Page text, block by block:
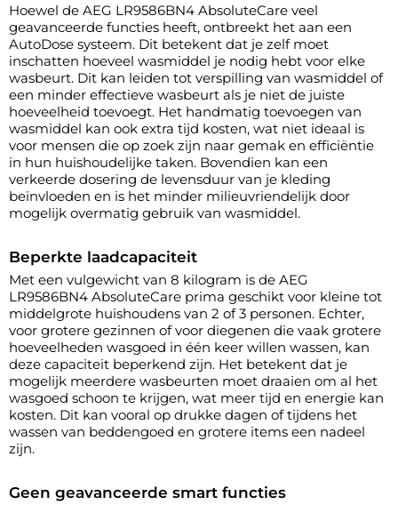
Hoewel de AEG LR9586BN4 AbsoluteCare veel
geavanceerde functies heeft, ontbreekt het aan een
AutoDose systeem. Dit betekent dat je zelf moet
inschatten hoeveel wasmiddel je nodig hebt voor elke
wasbeurt. Dit kan leiden tot verspilling van wasmiddel of
een minder effectieve wasbeurt als je niet de juiste
hoeveelheid toevoegt. Het handmatig toevoegen van
wasmiddel kan ook extra tijd kosten, wat niet ideaal is
voor mensen die op zoek zijn naar gemak en efficiëntie
in hun huishoudelijke taken. Bovendien kan een
verkeerde dosering de levensduur van je kleding
beïnvloeden en is het minder milieuvriendelijk door
mogelijk overmatig gebruik van wasmiddel.
Beperkte laadcapaciteit
Met een vulgewicht van 8 kilogram is de AEG
LR9586BN4 AbsoluteCare prima geschikt voor kleine tot
middelgrote huishoudens van 2 of 3 personen. Echter,
voor grotere gezinnen of voor diegenen die vaak grotere
hoeveelheden wasgoed in één keer willen wassen, kan
deze capaciteit beperkend zijn. Het betekent dat je
mogelijk meerdere wasbeurten moet draaien om al het
wasgoed schoon te krijgen, wat meer tijd en energie kan
kosten. Dit kan vooral op drukke dagen of tijdens het
wassen van beddengoed en grotere items een nadeel
zijn.
Geen geavanceerde smart functies